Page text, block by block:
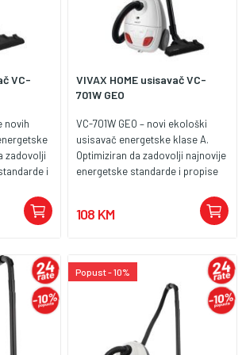
VC-
novih
zadovolji
i
od
snage
EU
na
te
s
VIVAX HOME usisavač VC-
701W GEO
VC-701W GEO – novi ekološki
usisavač energetske klase A.
Optimiziran da zadovolji najnovije
energetske standarde i propise
imati snagu veću od 900W. Novi
VIVAX GEO snage 700W zadržava
energije. Nove EU odredbe koje
se odnose na dugotrajnost
motora, razinu buke, kapacitet
prihvata te emisiju prašine, VIVAX
GEO zadovoljava do najsitnijeg
detalja. Svevremeni bijeli dizajn,
108 KM
Popust - 10%